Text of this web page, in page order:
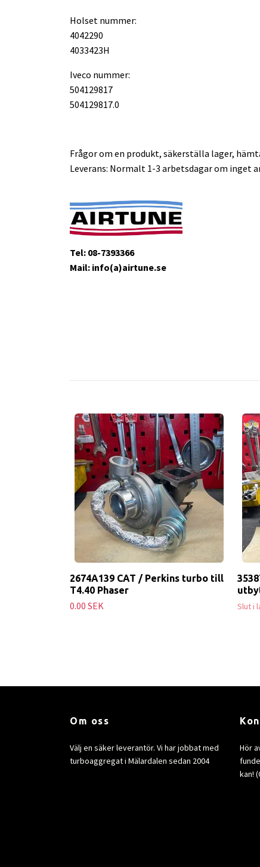
Holset nummer:
4042290
4033423H
Iveco nummer:
504129817
504129817.0
Frågor om en produkt, säkerställa lager,
Leverans: Normalt 1-3 arbetsdagar om inget
Tel: 08-7393366
Mail: info(a)airtune.se
2674A139 CAT / Perkins turbo till
T4.40 Phaser
0.00 SEK
Slut i
Om oss
Välj en säker leverantör. Vi har jobbat med
turboaggregat i Mälardalen sedan 2004
Hör
kan!